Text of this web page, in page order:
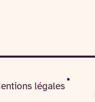
légales